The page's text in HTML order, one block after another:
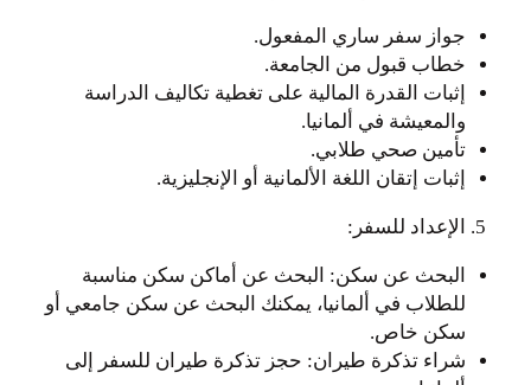
جواز سفر ساري المفعول.
خطاب قبول من الجامعة.
إثبات القدرة المالية على تغطية تكاليف الدراسة
والمعيشة في ألمانيا.
تأمين صحي طلابي.
إثبات إتقان اللغة الألمانية أو الإنجليزية.
الإعداد للسفر:
البحث عن سكن: البحث عن أماكن سكن مناسبة
للطلاب في ألمانيا، يمكنك البحث عن سكن جامعي أو
سكن خاص.
شراء تذكرة طيران: حجز تذكرة طيران للسفر إلى